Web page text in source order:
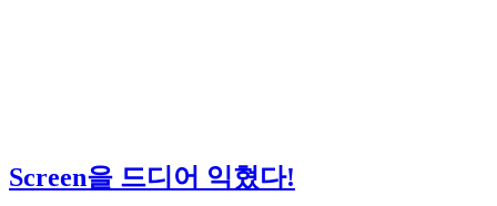
Screen을 드디어 익혔다!